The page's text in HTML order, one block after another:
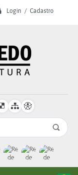
Login / Cadastro